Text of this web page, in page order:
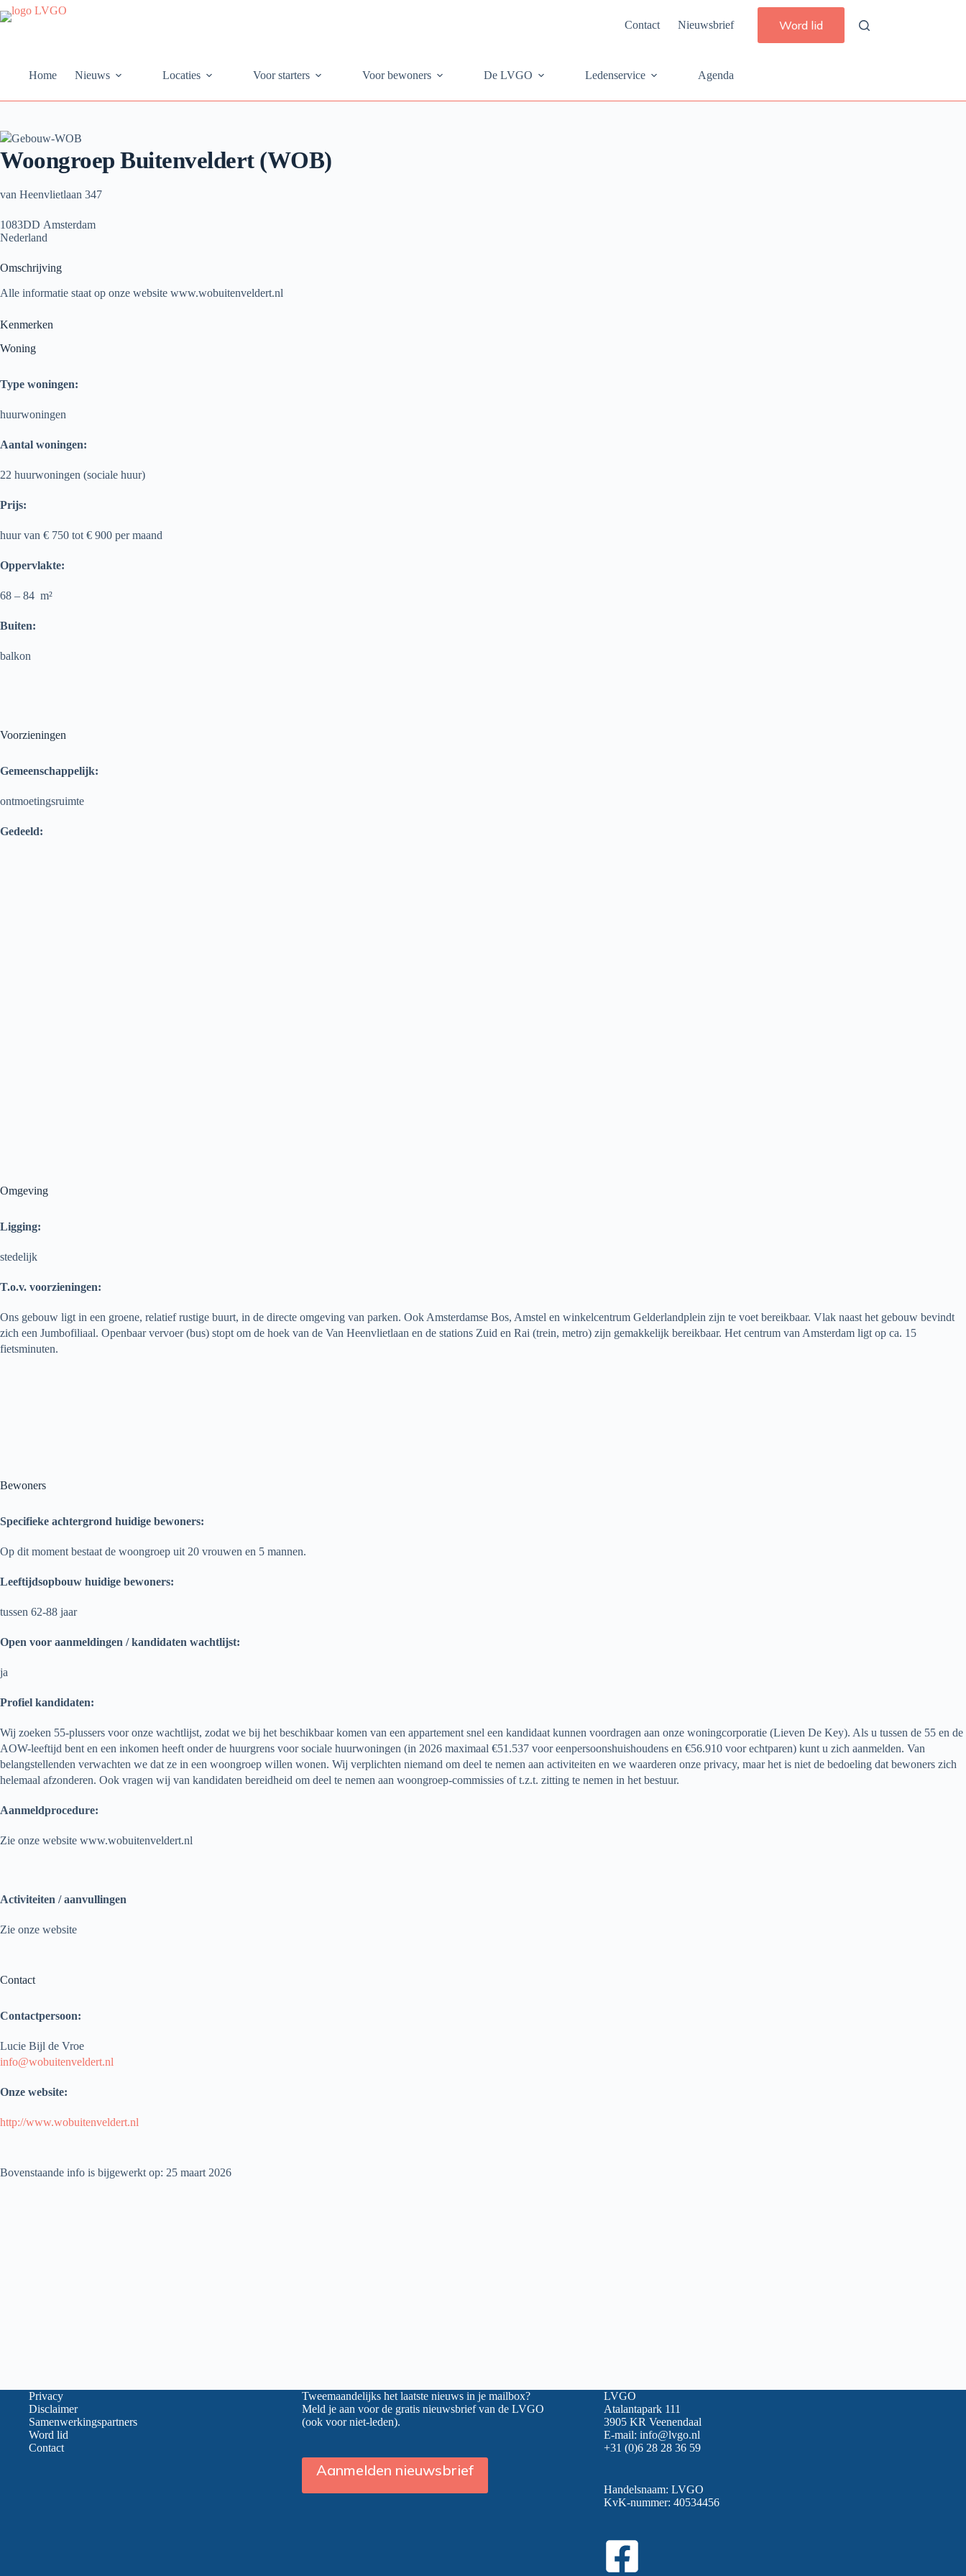
Ga
naar
Contact Nieuwsbrief Word lid
Home Nieuws Locaties Voor starters Voor bewoners De LVGO Ledenservice Agenda
Woongroep Buitenveldert (WOB)
van Heenvlietlaan 347
1083DD Amsterdam
Nederland
Omschrijving
Alle informatie staat op onze website www.wobuitenveldert.nl
Kenmerken
Woning
Type woningen:
huurwoningen
Aantal woningen:
22 huurwoningen (sociale huur)
Prijs:
huur van € 750 tot € 900 per maand
Oppervlakte:
68 – 84 m²
Buiten:
balkon
Voorzieningen
Gemeenschappelijk:
ontmoetingsruimte
Gedeeld:
Omgeving
Ligging:
stedelijk
T.o.v. voorzieningen:
Ons gebouw ligt in een groene, relatief rustige buurt, in de directe omgeving van parken. Ook Amsterdamse Bos, Amstel en winkelcentrum Gelderlandplein zijn te voet bereikbaar. Vlak naast het gebouw bevindt
zich een Jumbofiliaal. Openbaar vervoer (bus) stopt om de hoek van de Van Heenvlietlaan en de stations Zuid en Rai (trein, metro) zijn gemakkelijk bereikbaar. Het centrum van Amsterdam ligt op ca. 15
fietsminuten.
Bewoners
Specifieke achtergrond huidige bewoners:
Op dit moment bestaat de woongroep uit 20 vrouwen en 5 mannen.
Leeftijdsopbouw huidige bewoners:
tussen 62-88 jaar
Open voor aanmeldingen / kandidaten wachtlijst:
ja
Profiel kandidaten:
Wij zoeken 55-plussers voor onze wachtlijst, zodat we bij het beschikbaar komen van een appartement snel een kandidaat kunnen voordragen aan onze woningcorporatie (Lieven De Key). Als u tussen de 55 en de
AOW-leeftijd bent en een inkomen heeft onder de huurgrens voor sociale huurwoningen (in 2026 maximaal €51.537 voor eenpersoonshuishoudens en €56.910 voor echtparen) kunt u zich aanmelden. Van
belangstellenden verwachten we dat ze in een woongroep willen wonen. Wij verplichten niemand om deel te nemen aan activiteiten en we waarderen onze privacy, maar het is niet de bedoeling dat bewoners zich
helemaal afzonderen. Ook vragen wij van kandidaten bereidheid om deel te nemen aan woongroep-commissies of t.z.t. zitting te nemen in het bestuur.
Aanmeldprocedure:
Zie onze website www.wobuitenveldert.nl
Activiteiten / aanvullingen
Zie onze website
Contact
Contactpersoon:
Lucie Bijl de Vroe
info@wobuitenveldert.nl
Onze website:
http://www.wobuitenveldert.nl
Bovenstaande info is bijgewerkt op: 25 maart 2026
Privacy
Disclaimer
Samenwerkingspartners
Word lid
Contact
Tweemaandelijks het laatste nieuws in je mailbox?
Meld je aan voor de gratis nieuwsbrief van de LVGO
(ook voor niet-leden).
Aanmelden nieuwsbrief
LVGO
Atalantapark 111
3905 KR Veenendaal
E-mail: info@lvgo.nl
+31 (0)6 28 28 36 59
Handelsnaam: LVGO
KvK-nummer: 40534456